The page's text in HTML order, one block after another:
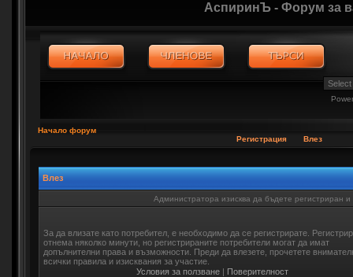
АспиринЪ - Форум за
Начало форум
Регистрация
Влез
Влез
Администратора изисква да бъдете регистриран
За да влизате като потребител, е необходимо да се регистрирате.
отнема няколко минути, но регистрираните потребители могат да имат
допълнителни права и възможности. Преди да влезете, прочетете
всички правила и изисквания за участие.
Условия за ползване | Поверителност